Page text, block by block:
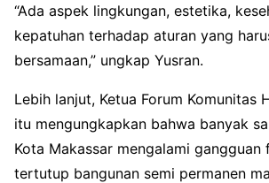
“Ada aspek lingkungan, estetika,
kepatuhan terhadap aturan yang
bersamaan,” ungkap Yusran.
Lebih lanjut, Ketua Forum Komunitas
itu mengungkapkan bahwa banyak
Kota Makassar mengalami gangguan
tertutup bangunan semi permanen